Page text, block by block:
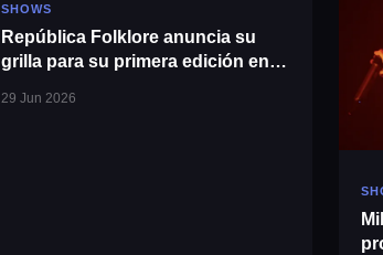
SHOWS
República Folklore anuncia su
grilla para su primera edición en
29 Jun 2026